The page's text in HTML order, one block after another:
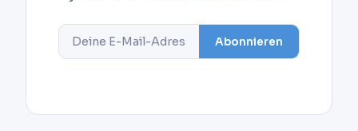
Abonnieren